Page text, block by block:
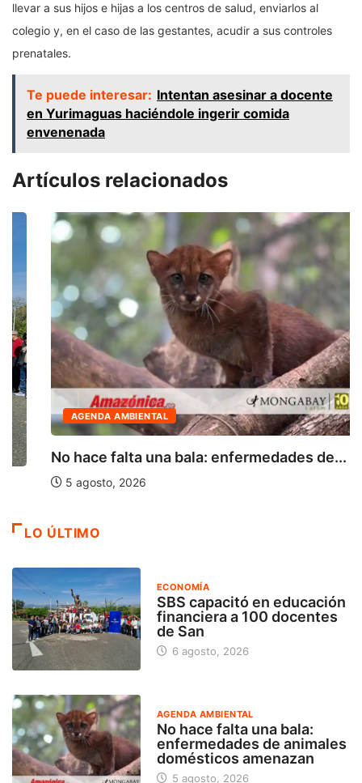
llevar a sus hijos e hijas a los centros de salud, enviarlos al
colegio y, en el caso de las gestantes, acudir a sus controles
prenatales.
Te puede interesar: Intentan asesinar a docente
en Yurimaguas haciéndole ingerir comida
envenenada
Artículos relacionados
AGENDA AMBIENTAL
No hace falta una bala: enfermedades de...
5 agosto, 2026
LO ÚLTIMO
ECONOMÍA
SBS capacitó en educación
financiera a 100 docentes
de San
6 agosto, 2026
AGENDA AMBIENTAL
No hace falta una bala:
enfermedades de animales
domésticos amenazan
5 agosto, 2026